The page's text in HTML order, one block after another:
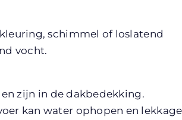
schimmel of loslatend
vocht.
zijn in de dakbedekking.
kan water ophopen en lekkage